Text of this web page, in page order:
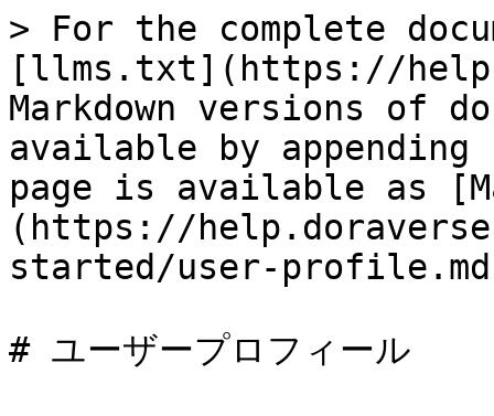
> For the complete
[llms.txt](https://
Markdown versions of
available by
page is available as
(https://
started/user-
# ユーザープロフィール